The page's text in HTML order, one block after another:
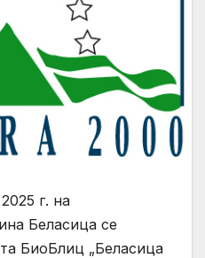
г. на
Беласица се
БиоБлиц „Беласица